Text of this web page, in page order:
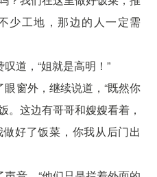
少工地，那边的人一定需
道，“姐就是高明！”
眼窗外，继续说道，“既然你
。这边有哥哥和嫂嫂看着，
好了饭菜，你我从后门出